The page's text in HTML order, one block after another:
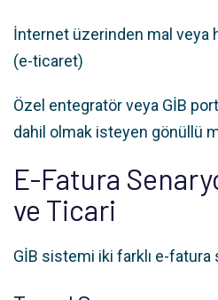
İnternet üzerinden mal veya
(e-ticaret)
Özel entegratör veya GİB
dahil olmak isteyen gönüllü
E-Fatura
ve Ticari
GİB sistemi iki farklı e-fatura